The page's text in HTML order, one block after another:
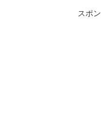
スポ